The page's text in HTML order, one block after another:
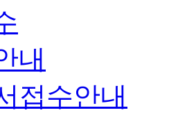
내
접수안내